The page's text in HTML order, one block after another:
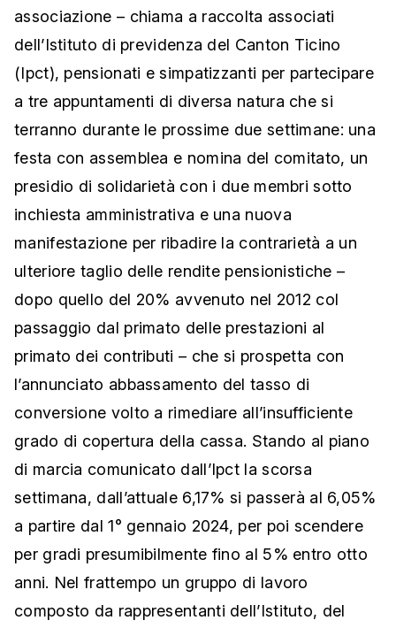
associazione – chiama a raccolta associati
dell’Istituto di previdenza del Canton Ticino
(Ipct), pensionati e simpatizzanti per partecipare
a tre appuntamenti di diversa natura che si
terranno durante le prossime due settimane: una
festa con assemblea e nomina del comitato, un
presidio di solidarietà con i due membri sotto
inchiesta amministrativa e una nuova
manifestazione per ribadire la contrarietà a un
ulteriore taglio delle rendite pensionistiche –
dopo quello del 20% avvenuto nel 2012 col
passaggio dal primato delle prestazioni al
primato dei contributi – che si prospetta con
l’annunciato abbassamento del tasso di
conversione volto a rimediare all’insufficiente
grado di copertura della cassa. Stando al piano
di marcia comunicato dall’Ipct la scorsa
settimana, dall’attuale 6,17% si passerà al 6,05%
a partire dal 1° gennaio 2024, per poi scendere
per gradi presumibilmente fino al 5% entro otto
anni. Nel frattempo un gruppo di lavoro
composto da rappresentanti dell’Istituto, del